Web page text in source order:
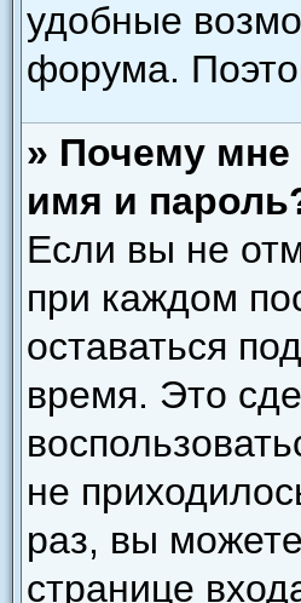
удобные
форума.
» Почему мне
имя и
Если вы не
при каждом
оставаться
время. Это
не
раз, вы
странице